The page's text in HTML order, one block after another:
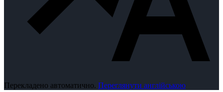
Перекладено автоматично. Переглянути англійською